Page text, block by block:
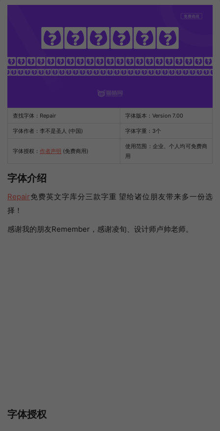
Repair
SEEK NOTHING
Sharpens Love, presence
查找字体： Repair 字体版本：Version 7.00
字体作者：李不是圣人 (中国) 字体字重：3个
字体授权： 作者声明 (免费商用)
使用范围：企业、个人均可免费商
用
字体介绍
Repair免费英文字库分三款字重 望给诸位朋友带来多一份选
择！
感谢我的朋友Remember，感谢凌旬、设计师卢帅老师。
字体授权